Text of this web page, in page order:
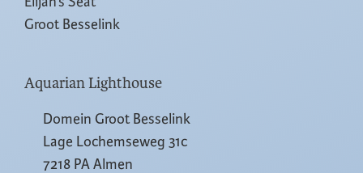
Groot Besselink
Aquarian Lighthouse
Domein Groot Besselink
Lage Lochemseweg 31c
7218 PA Almen